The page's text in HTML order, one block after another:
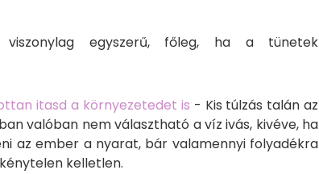
egyszerű, főleg, ha a tünetek
itasd a környezetedet is - Kis túlzás talán az
valóban nem választható a víz ivás, kivéve, ha
az ember a nyarat, bár valamennyi folyadékra
kelletlen.